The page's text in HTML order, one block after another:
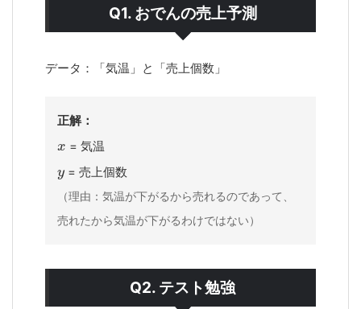
Q1. おでんの売上予測
データ：「気温」と「売上個数」
正解：
= 気温
= 売上個数
（理由：気温が下がるから売れるのであって、
売れたから気温が下がるわけではない）
Q2. テスト勉強